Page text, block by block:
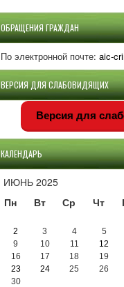
ОБРАЩЕНИЯ ГРАЖДАН
По электронной почте: aic-
ВЕРСИЯ ДЛЯ СЛАБОВИДЯЩИХ
Версия для
КАЛЕНДАРЬ
ИЮНЬ 2025
Пн
Вт Ср Чт
2
3 4 5
9
10 11 12
16
17 18 19
23
24 25 26
30